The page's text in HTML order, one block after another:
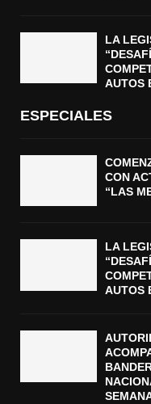
LA
AUTOS
ESPECIALES
CON
“LAS
LA
AUTOS